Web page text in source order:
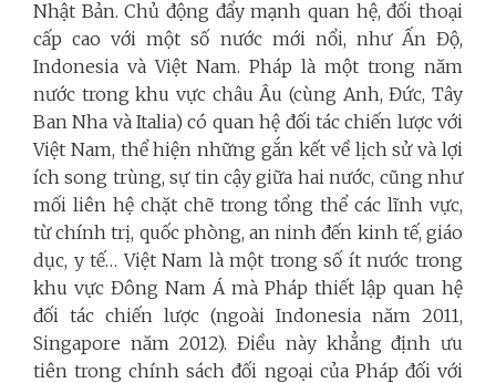
Nhật Bản. Chủ động đẩy mạnh quan hệ, đối thoại
cấp cao với một số nước mới nổi, như Ấn Độ,
Indonesia và Việt Nam. Pháp là một trong năm
nước trong khu vực châu Âu (cùng Anh, Đức, Tây
Ban Nha và Italia) có quan hệ đối tác chiến lược với
Việt Nam, thể hiện những gắn kết về lịch sử và lợi
ích song trùng, sự tin cậy giữa hai nước, cũng như
mối liên hệ chặt chẽ trong tổng thể các lĩnh vực,
từ chính trị, quốc phòng, an ninh đến kinh tế, giáo
dục, y tế… Việt Nam là một trong số ít nước trong
khu vực Đông Nam Á mà Pháp thiết lập quan hệ
đối tác chiến lược (ngoài Indonesia năm 2011,
Singapore năm 2012). Điều này khẳng định ưu
tiên trong chính sách đối ngoại của Pháp đối với